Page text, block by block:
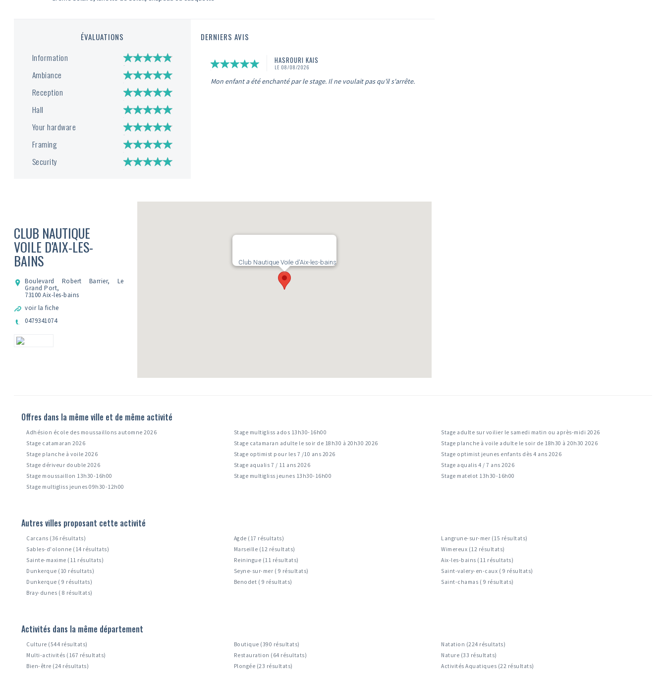
ÉVALUATIONS
Information
Ambiance
Reception
Hall
Your hardware
Framing
Security
DERNIERS AVIS
HASROURI KAIS
LE 08/08/2026
Mon enfant a été enchanté par le stage. Il ne voulait pas qu'il s'arrête.
CLUB NAUTIQUE
VOILE D'AIX-LES-
BAINS
Boulevard Robert Barrier, Le
Grand Port,
73100 Aix-les-bains
voir la fiche
0479341074
Club Nautique Voile d'Aix-les-bains
Offres dans la même ville et de même activité
Adhésion école des moussaillons automne 2026 Stage multigliss ados 13h30-16h00
Stage adulte sur voilier le samedi matin ou après-midi 2026
Stage catamaran 2026
Stage catamaran adulte le soir de 18h30 à 20h30 2026
Stage planche à voile adulte le soir de 18h30 à 20h30 2026
Stage planche à voile 2026
Stage optimist pour les 7 /10 ans 2026
Stage optimist jeunes enfants dès 4 ans 2026
Stage dériveur double 2026
Stage aqualis 7 / 11 ans 2026
Stage aqualis 4 / 7 ans 2026
Stage moussaillon 13h30-16h00
Stage multigliss jeunes 13h30-16h00
Stage matelot 13h30-16h00
Stage multigliss jeunes 09h30-12h00
Autres villes proposant cette activité
Carcans (36 résultats) Agde (17 résultats)
Langrune-sur-mer (15 résultats)
Sables-d'olonne (14 résultats)
Marseille (12 résultats)
Wimereux (12 résultats)
Sainte-maxime (11 résultats)
Reiningue (11 résultats)
Aix-les-bains (11 résultats)
Dunkerque (10 résultats)
Seyne-sur-mer ( 9 résultats)
Saint-valery-en-caux ( 9 résultats)
Dunkerque ( 9 résultats)
Benodet ( 9 résultats)
Saint-chamas ( 9 résultats)
Bray-dunes ( 8 résultats)
Activités dans la même département
Culture (544 résultats) Boutique (390 résultats)
Natation (224 résultats)
Multi-activités (167 résultats)
Restauration (64 résultats)
Nature (33 résultats)
Bien-être (24 résultats)
Plongée (23 résultats)
Activités Aquatiques (22 résultats)